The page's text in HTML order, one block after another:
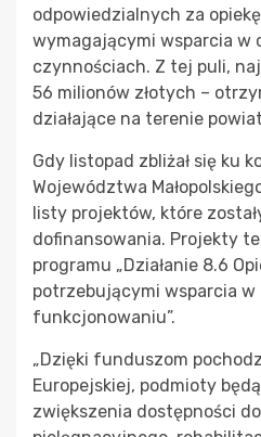
odpowiedzialnych za
wymagającymi wsparcia w
czynnościach. Z tej puli,
56 milionów złotych –
działające na terenie
Gdy listopad zbliżał się ku
Województwa
listy projektów, które
dofinansowania. Projekty
programu „Działanie 8.6
potrzebującymi wsparcia w
funkcjonowaniu”.
„Dzięki funduszom
Europejskiej, podmioty
zwiększenia dostępności